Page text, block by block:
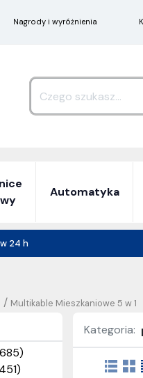
Nagrody i wyróżnienia
Automatyka
24 h
Multikable Mieszkaniowe 5 w 1
/
Kategoria: